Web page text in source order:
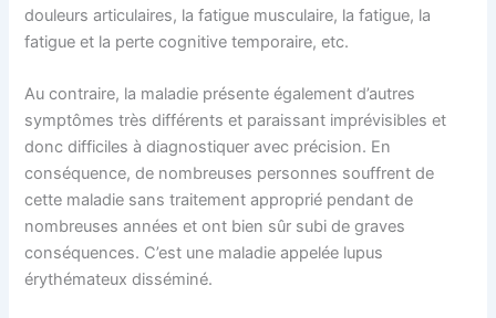
douleurs articulaires, la fatigue musculaire, la fatigue, la
fatigue et la perte cognitive temporaire, etc.
Au contraire, la maladie présente également d’autres
symptômes très différents et paraissant imprévisibles et
donc difficiles à diagnostiquer avec précision. En
conséquence, de nombreuses personnes souffrent de
cette maladie sans traitement approprié pendant de
nombreuses années et ont bien sûr subi de graves
conséquences. C’est une maladie appelée lupus
érythémateux disséminé.